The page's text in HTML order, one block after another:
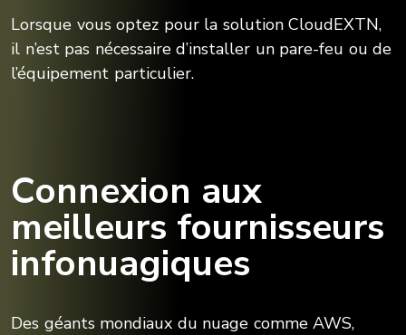
Lorsque vous optez pour la solution CloudEXTN,
il n’est pas nécessaire d’installer un pare-feu ou de
l’équipement particulier.
Connexion aux
meilleurs fournisseurs
infonuagiques
Des géants mondiaux du nuage comme AWS,